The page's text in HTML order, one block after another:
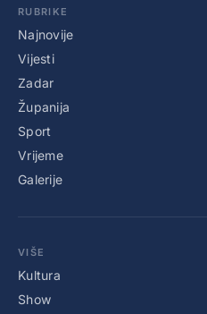
RUBRIKE
Najnovije
Vijesti
Zadar
Županija
Sport
Vrijeme
Galerije
VIŠE
Kultura
Show